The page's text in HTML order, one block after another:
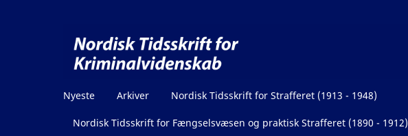
Nyeste Arkiver Nordisk Tidsskrift for Strafferet (1913 - 1948)
Nordisk Tidsskrift for Fængselsvæsen og praktisk Strafferet (1890 - 1912)